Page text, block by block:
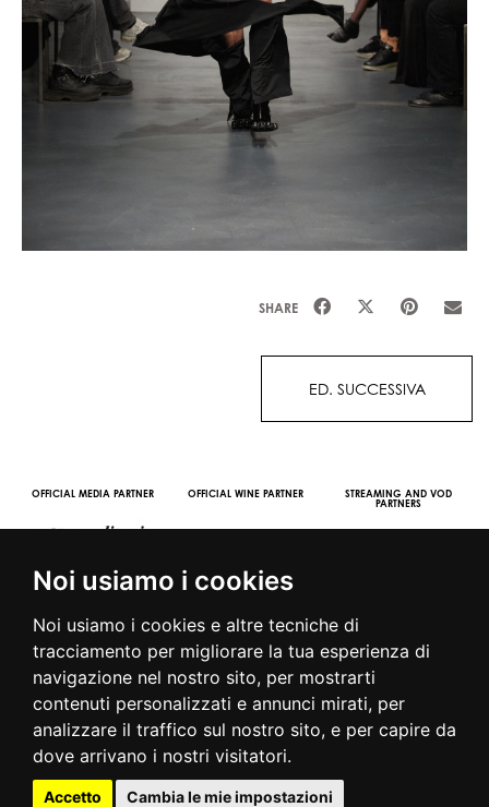
Noi usiamo i cookies
Noi usiamo i cookies e altre tecniche di
tracciamento per migliorare la tua esperienza di
navigazione nel nostro sito, per mostrarti
contenuti personalizzati e annunci mirati, per
analizzare il traffico sul nostro sito, e per capire da
dove arrivano i nostri visitatori.
Accetto Cambia le mie impostazioni
SHARE
ED. SUCCESSIVA
OOH STREAMING PARTNER VIDEO CHANNEL PARTNERS
© 2016 | PIAZZA DUOMO, 31 - 20122 MILANO - TEL +39.02.7771081
- FAX +39.02.77710850 -CAMERAMODA@CAMERAMODA.IT|APP
|PRIVACY POLICY|COOKIE POLICY